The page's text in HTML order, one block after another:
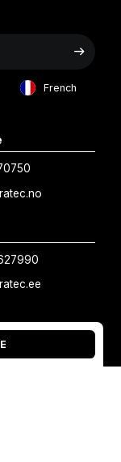
French